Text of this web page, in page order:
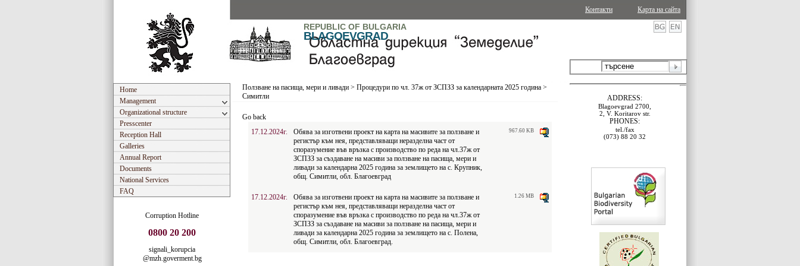
Карта на сайта
Контакти
REPUBLIC OF BULGARIA
BLAGOEVGRAD
Home
Management
Organizational structure
Presscenter
Reception Hall
Galleries
Annual Report
Documents
National Services
FAQ
Corruption Hotline
0800 20 200
signali_korupcia
@mzh.goverment.bg
Ползване на пасища, мери и ливади > Процедури по чл. 37ж от ЗСПЗЗ за календарната 2025 година >
Симитли
Go back
17.12.2024г.
Обява за изготвени проект на карта на масивите за ползване и
регистър към нея, представляващи неразделна част от
споразумение във връзка с производство по реда на чл.37ж от
ЗСПЗЗ за създаване на масиви за ползване на пасища, мери и
ливади за календарна 2025 година за землището на с. Крупник,
общ. Симитли, обл. Благоевград
967.60 KB
17.12.2024г.
Обява за изготвени проект на карта на масивите за ползване и
регистър към нея, представляващи неразделна част от
споразумение във връзка с производство по реда на чл.37ж от
ЗСПЗЗ за създаване на масиви за ползване на пасища, мери и
ливади за календарна 2025 година за землището на с. Полена,
общ. Симитли, обл. Благоевград.
1.26 MB
ADDRESS:
Blagoevgrad 2700,
2, V. Koritarov str.
PHONES:
tel./fax
(073) 88 20 32